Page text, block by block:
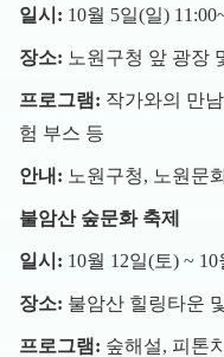
일시: 10월 5일(일)
장소: 노원구청 앞 광장
프로그램: 작가와의 만
험 부스 등
안내: 노원구청, 노원문
불암산 숲문화 축제
일시: 10월 12일(토) ~
장소: 불암산 힐링타운
프로그램: 숲해설, 피톤